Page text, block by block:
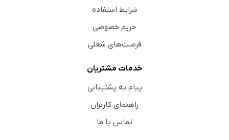
شرایط استفاده
حریم خصوصی
فرصت‌های شغلی
خدمات مشتریان
پیام به پشتیبانی
راهنمای کاربران
تماس با ما